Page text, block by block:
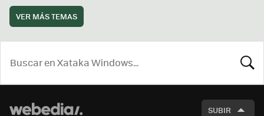
VER MÁS TEMAS
SUBIR